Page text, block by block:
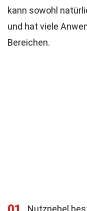
kann sowohl
und hat viele
Bereichen.
Nutznebel